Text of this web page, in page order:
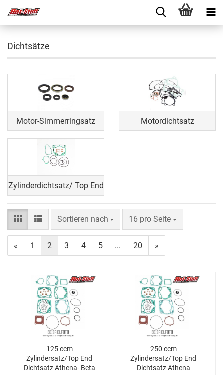
Dichtsätze
Motor-Simmerringsatz Motordichtsatz
Zylinderdichtsatz/ Top End
Sortieren nach 16 pro Seite
« 1 2 3 4 5 ... 20 »
125 ccm
Zylindersatz/Top End
Dichtsatz Athena- Beta
250 ccm
Zylindersatz/Top End
Dichtsatz Athena